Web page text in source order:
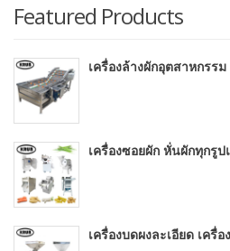
Featured Products
เครื่องล้างผักอุตสาหกรร
เครื่องซอยผัก หั่นผักทุกรู
เครื่องบดผงละเอียด เครื่